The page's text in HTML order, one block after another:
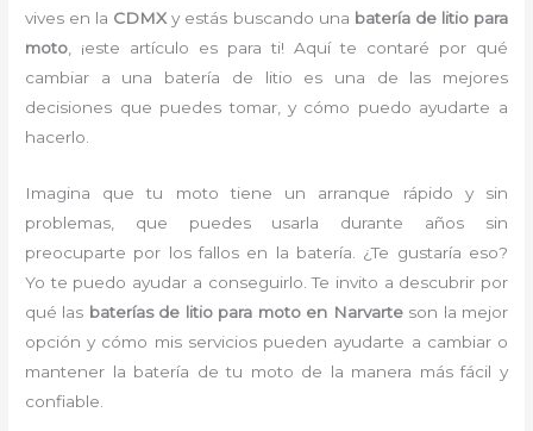
vives en la CDMXy estás buscando una batería de litio para
moto, ¡este artículo es para ti! Aquí te contaré por qué
cambiar a una batería de litio es una de las mejores
decisiones que puedes tomar, y cómo puedo ayudarte a
hacerlo.
Imagina que tu moto tiene un arranque rápido y sin
problemas, que puedes usarla durante años sin
preocuparte por los fallos en la batería. ¿Te gustaría eso?
Yo te puedo ayudar a conseguirlo. Te invito a descubrir por
qué las baterías de litio para moto en Narvarteson la mejor
opción y cómo mis servicios pueden ayudarte a cambiar o
mantener la batería de tu moto de la manera más fácil y
confiable.